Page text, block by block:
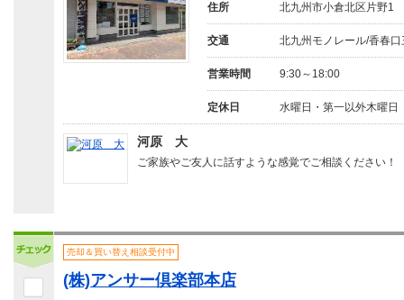
住所 北九州市小倉北区片野1
交通 北九州モノレール/香春
営業時間 9:30～18:00
定休日 水曜日・第一以外木曜日
河原 大
ご家族やご友人に話すような感覚でご相談ください！
売却＆買い替え相談受付中
(株)アンサー倶楽部本店